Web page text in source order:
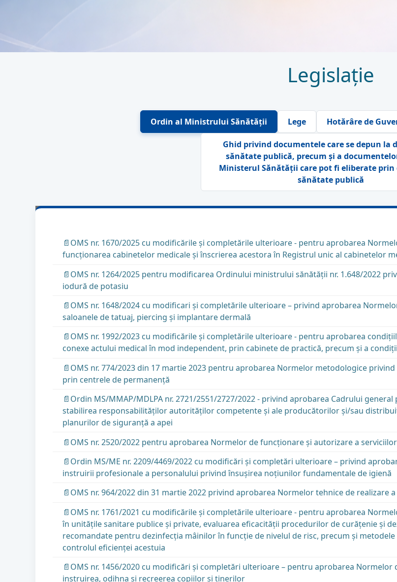
Legislație
Ordin al Ministrului Sănătăţii Lege Hotărâre de
Ghid privind documentele care se depun la
sănătate publică, precum și a documentelor emise de
Ministerul Sănătății care pot fi eliberate prin direcțiile de
sănătate publică
📄OMS nr. 1670/2025 cu modificările și completările ulterioare - pentru aprobarea
funcţionarea cabinetelor medicale şi înscrierea acestora în Registrul unic al cabinetelor
📄OMS nr. 1264/2025 pentru modificarea Ordinului ministrului sănătăţii nr. 1.648/2022
iodură de potasiu
📄OMS nr. 1648/2024 cu modificari și completările ulterioare – privind aprobarea
saloanele de tatuaj, piercing şi implantare dermală
📄OMS nr. 1992/2023 cu modificările și completările ulterioare - pentru aprobarea
conexe actului medical în mod independent, prin cabinete de practică, precum şi a
📄OMS nr. 774/2023 din 17 martie 2023 pentru aprobarea Normelor metodologice
prin centrele de permanenţă
📄Ordin MS/MMAP/MDLPA nr. 2721/2551/2727/2022 - privind aprobarea Cadrului
stabilirea responsabilităţilor autorităţilor competente şi ale producătorilor şi/sau
planurilor de siguranţă a apei
📄OMS nr. 2520/2022 pentru aprobarea Normelor de funcţionare şi autorizare a
📄Ordin MS/ME nr. 2209/4469/2022 cu modificări şi completări ulterioare – privind
instruirii profesionale a personalului privind însuşirea noţiunilor fundamentale de igienă
📄OMS nr. 964/2022 din 31 martie 2022 privind aprobarea Normelor tehnice de
📄OMS nr. 1761/2021 cu modificările și completările ulterioare - pentru aprobarea
în unităţile sanitare publice şi private, evaluarea eficacităţii procedurilor de curăţenie şi
recomandate pentru dezinfecţia mâinilor în funcţie de nivelul de risc, precum şi
controlul eficienţei acestuia
📄OMS nr. 1456/2020 cu modificări şi completări ulterioare – pentru aprobarea
instruirea, odihna şi recreerea copiilor şi tinerilor